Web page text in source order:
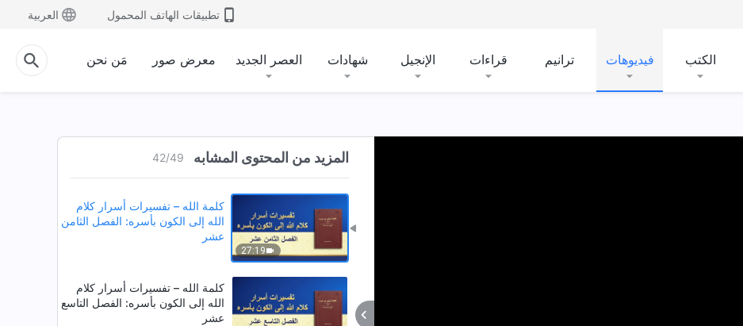
تطبيقات الهاتف المحمول العربية
الكتب فيديوهات ترانيم قراءات الإنجيل شهادات العصر الجديد معرض صور مَن نحن
المزيد من المحتوى المشابه 42/49
الله إلى الكون بأسره: الفصل
السادس عشر
27:16
الله إلى الكون بأسره: الفصل السابع
عشر
27:19
كلمة الله – تفسيرات أسرار كلام
الله إلى الكون بأسره: الفصل الثامن
عشر
كلمة الله – تفسيرات أسرار كلام
الله إلى الكون بأسره: الفصل التاسع
عشر